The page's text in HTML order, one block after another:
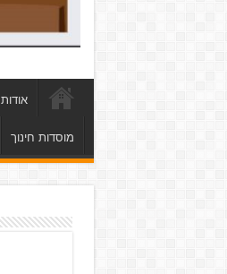
אודות
מוסדות חינוך